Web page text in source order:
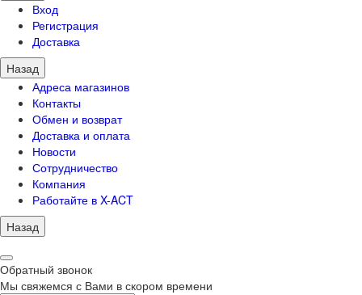
Вход
Регистрация
Доставка
Назад
Адреса магазинов
Контакты
Обмен и возврат
Доставка и оплата
Новости
Сотрудничество
Компания
Работайте в X-ACT
Назад
Обратный звонок
Мы свяжемся с Вами в скором времени